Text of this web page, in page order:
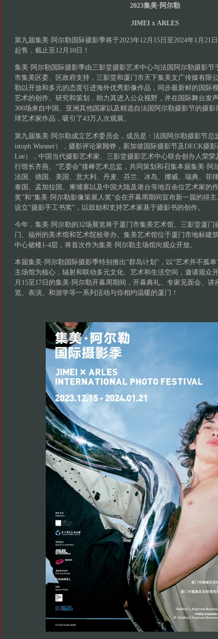
2023集美·阿尔勒
JIMEI x ARLES
第九届集美·阿尔勒国际摄影季将于2023年12月15日至2024年1月21
起售，截止至12月10日！
集美·阿尔勒国际摄影季由三影堂摄影艺术中心与法国阿尔勒摄影节
市集美区委、区政府支持，三影堂和厦门市天下集美文广传媒有限
勒以开放和多元的态度引进海外优秀影像作品，同步最新鲜的国际
艺术的创作、研究和策划，助力其进入公众视野，并在国际舞台发
300场来自中国、亚洲其他国家以及精选自法国阿尔勒摄影节的摄影
球艺术家作品，吸引了43万人次观展。
第九届集美·阿尔勒成立艺术委员会，成员是：法国阿尔勒摄影节总
istoph Wiesner），摄影评论家顾铮，新加坡国际摄影节及DECK摄
Lee），中国当代摄影艺术家、三影堂摄影艺术中心联合创办人荣
行馆长齐燕。“艺委会”接棒艺术总监，共同策划和召集本届集美·阿
法国、德国、美国、意大利、丹麦、芬兰、冰岛、挪威、瑞典、菲
泰国、孟加拉国、柬埔寨以及中国大陆及港台等地百余位艺术家的
奖”和“集美·阿尔勒影像策展人奖”会在开幕周期间宣布新一届的得
设立“摄影手工书奖”，以鼓励和支持艺术家基于摄影书的创作。
今年，集美·阿尔勒的32场展览将于厦门市集美艺术馆、三影堂厦门
门、福州的美术馆和艺术院校举办。集美艺术馆位于厦门市地标建
中心裙楼1-4层，将首次作为集美·阿尔勒主场馆向观众开放。
本届集美·阿尔勒国际摄影季特别推出“群岛计划”，以“艺术并不孤
主场馆为核心，辐射和联动多元文化、艺术和生活空间，邀请观众
月15至17日的集美·阿尔勒开幕周期间，开幕典礼、专家见面会、
览、表演、和游学等一系列活动与你相约温暖的厦门！